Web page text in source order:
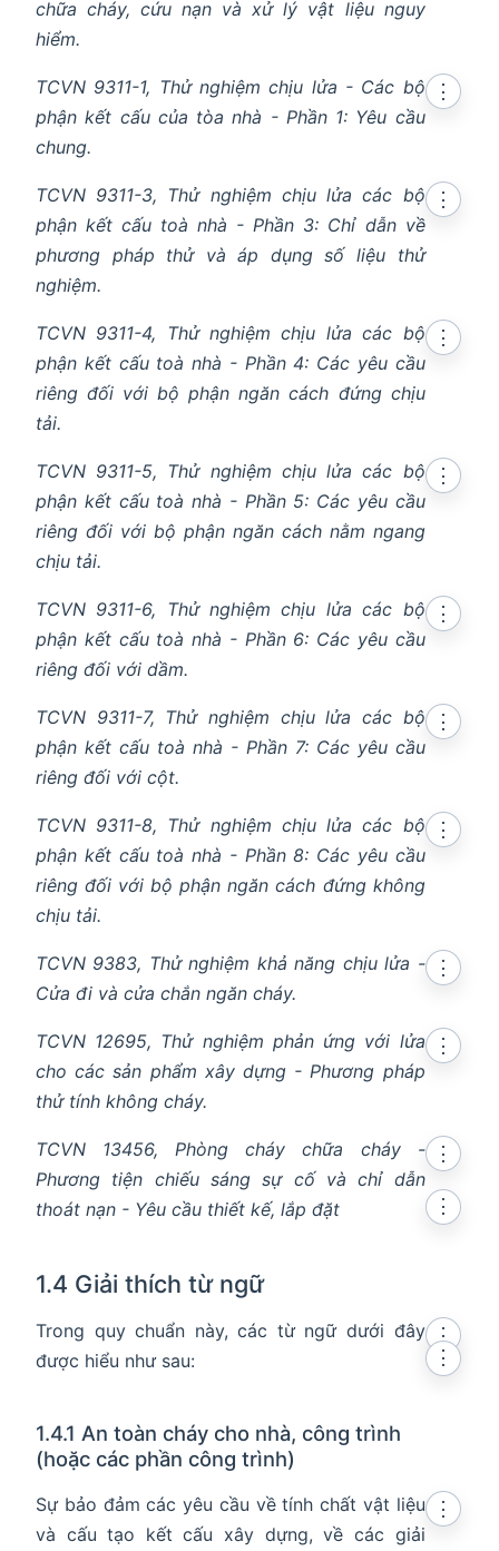
chữa cháy, cứu nạn và xử lý vật liệu nguy
hiểm.
TCVN 9311-1, Thử nghiệm chịu lửa - Các bộ
phận kết cấu của tòa nhà - Phần 1: Yêu cầu
chung.
⋮
TCVN 9311-3, Thử nghiệm chịu lửa các bộ
phận kết cấu toà nhà - Phần 3: Chỉ dẫn về
phương pháp thử và áp dụng số liệu thử
nghiệm.
⋮
TCVN 9311-4, Thử nghiệm chịu lửa các bộ
phận kết cấu toà nhà - Phần 4: Các yêu cầu
riêng đối với bộ phận ngăn cách đứng chịu
tải.
⋮
TCVN 9311-5, Thử nghiệm chịu lửa các bộ
phận kết cấu toà nhà - Phần 5: Các yêu cầu
riêng đối với bộ phận ngăn cách nằm ngang
chịu tải.
⋮
TCVN 9311-6, Thử nghiệm chịu lửa các bộ
phận kết cấu toà nhà - Phần 6: Các yêu cầu
riêng đối với dầm.
⋮
TCVN 9311-7, Thử nghiệm chịu lửa các bộ
phận kết cấu toà nhà - Phần 7: Các yêu cầu
riêng đối với cột.
⋮
TCVN 9311-8, Thử nghiệm chịu lửa các bộ
phận kết cấu toà nhà - Phần 8: Các yêu cầu
riêng đối với bộ phận ngăn cách đứng không
chịu tải.
⋮
TCVN 9383, Thử nghiệm khả năng chịu lửa -
Cửa đi và cửa chắn ngăn cháy.
⋮
TCVN 12695, Thử nghiệm phản ứng với lửa
cho các sản phẩm xây dựng - Phương pháp
thử tính không cháy.
⋮
TCVN 13456, Phòng cháy chữa cháy -
Phương tiện chiếu sáng sự cố và chỉ dẫn
thoát nạn - Yêu cầu thiết kế, lắp đặt
⋮
1.4 Giải thích từ ngữ
⋮
Trong quy chuẩn này, các từ ngữ dưới đây
được hiểu như sau:
⋮
1.4.1 An toàn cháy cho nhà, công trình
(hoặc các phần công trình)
⋮
Sự bảo đảm các yêu cầu về tính chất vật liệu
và cấu tạo kết cấu xây dựng, về các giải
⋮